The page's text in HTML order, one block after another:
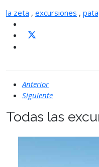
la zeta , excursiones ,
Anterior
Siguiente
Todas las